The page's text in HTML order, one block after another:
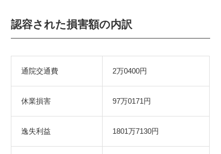
認容された損害額の内訳
通院交通費 2万0400円
休業損害 97万0171円
逸失利益 1801万7130円